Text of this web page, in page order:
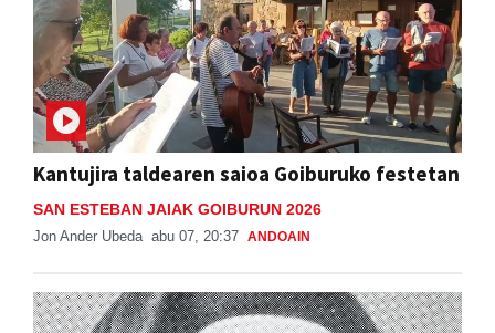
Kantujira taldearen saioa Goiburuko festetan
SAN ESTEBAN JAIAK GOIBURUN 2026
Jon Ander Ubeda abu 07, 20:37 ANDOAIN